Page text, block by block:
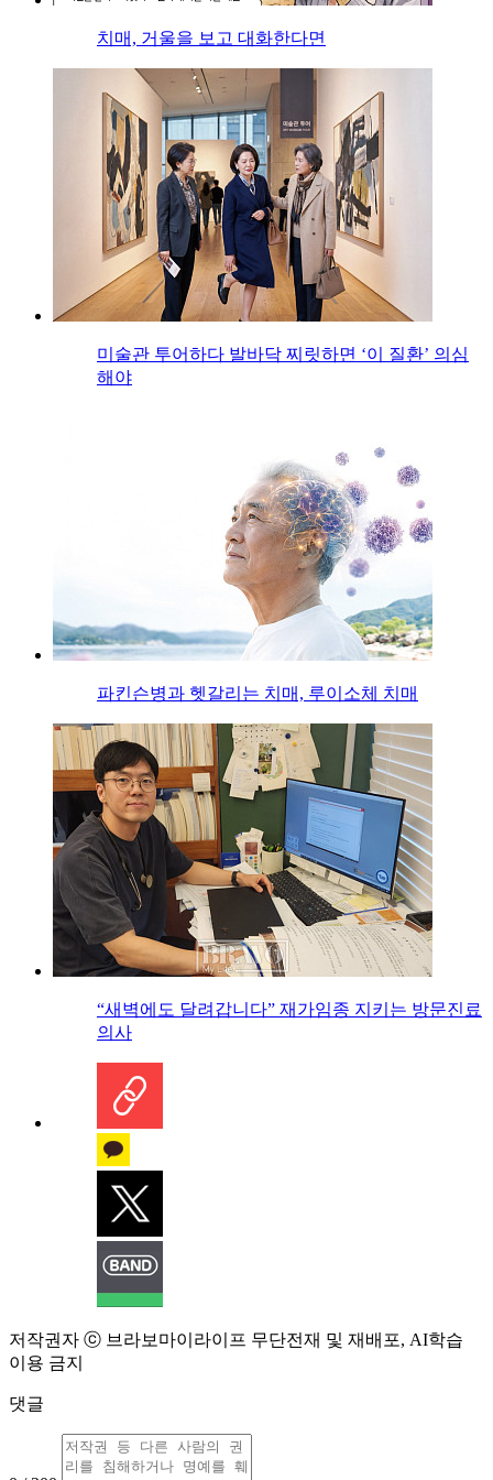
치매, 거울을 보고 대화한다면
미술관 투어하다 발바닥 찌릿하면 ‘이 질환’ 의심
해야
파킨슨병과 헷갈리는 치매, 루이소체 치매
“새벽에도 달려갑니다” 재가임종 지키는 방문진료
의사
저작권자 ⓒ 브라보마이라이프 무단전재 및 재배포, AI학습
이용 금지
댓글